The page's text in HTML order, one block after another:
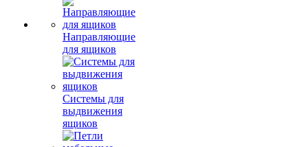
Направляющие
для ящиков
Системы для
выдвижения
ящиков